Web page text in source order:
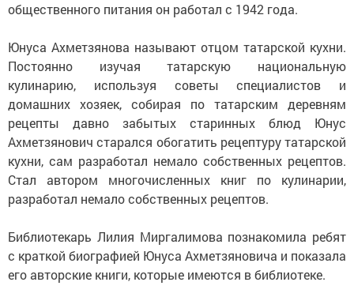
общественного питания он работал с 1942 года.
Юнуса Ахметзянова называют отцом татарской кухни.
Постоянно изучая татарскую национальную
кулинарию, используя советы специалистов и
домашних хозяек, собирая по татарским деревням
рецепты давно забытых старинных блюд Юнус
Ахметзянович старался обогатить рецептуру татарской
кухни, сам разработал немало собственных рецептов.
Стал автором многочисленных книг по кулинарии,
разработал немало собственных рецептов.
Библиотекарь Лилия Миргалимова познакомила ребят
с краткой биографией Юнуса Ахметзяновича и показала
его авторские книги, которые имеются в библиотеке.